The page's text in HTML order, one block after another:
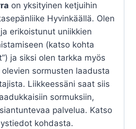
on yksityinen ketjuihin
Hyvinkäällä. Olen
erikoistunut uniikkien
(katso kohta
ja siksi olen tarkka myös
sormusten laadusta
Liikkeessäni saat siis
sormuksiin,
palvelua. Katso
kohdasta.